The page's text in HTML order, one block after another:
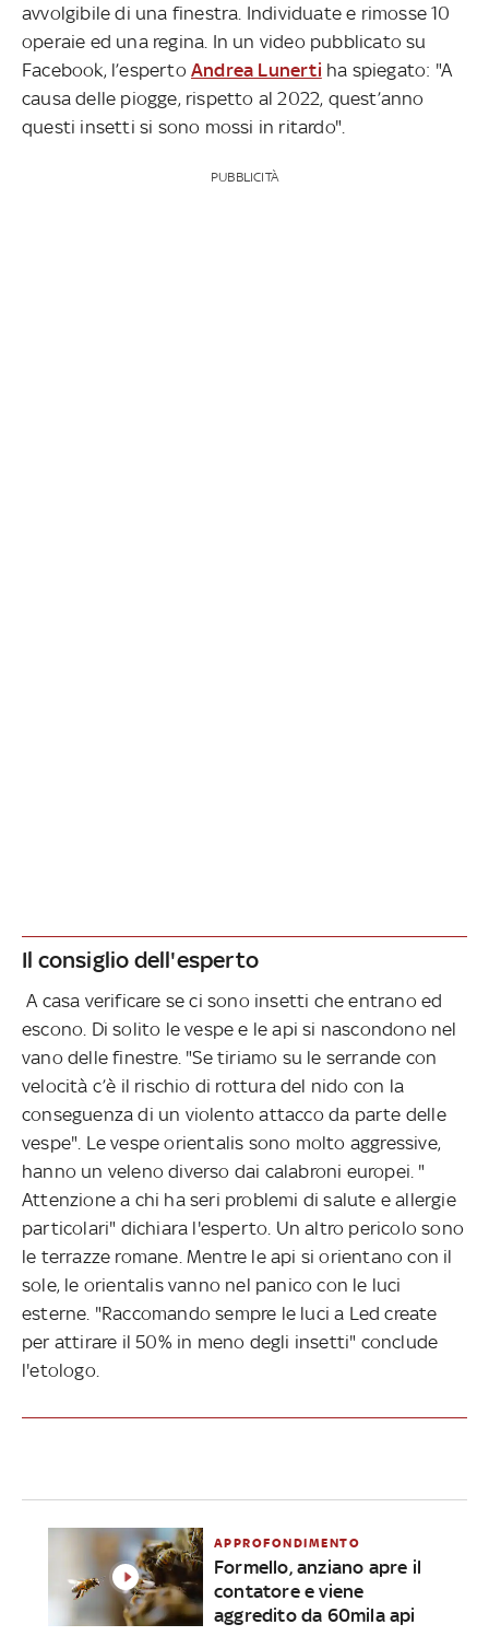
avvolgibile di una finestra. Individuate e rimosse 10
operaie ed una regina. In un video pubblicato su
Facebook, l’esperto Andrea Lunerti ha spiegato: "A
causa delle piogge, rispetto al 2022, quest’anno
questi insetti si sono mossi in ritardo".
PUBBLICITÀ
Il consiglio dell'esperto
A casa verificare se ci sono insetti che entrano ed
escono. Di solito le vespe e le api si nascondono nel
vano delle finestre. "Se tiriamo su le serrande con
velocità c’è il rischio di rottura del nido con la
conseguenza di un violento attacco da parte delle
vespe". Le vespe orientalis sono molto aggressive,
hanno un veleno diverso dai calabroni europei. "
Attenzione a chi ha seri problemi di salute e allergie
particolari" dichiara l'esperto. Un altro pericolo sono
le terrazze romane. Mentre le api si orientano con il
sole, le orientalis vanno nel panico con le luci
esterne. "Raccomando sempre le luci a Led create
per attirare il 50% in meno degli insetti" conclude
l'etologo.
APPROFONDIMENTO
Formello, anziano apre il
contatore e viene
aggredito da 60mila api